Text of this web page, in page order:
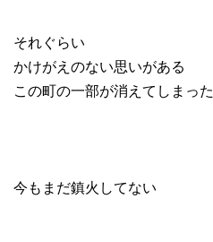
それぐらい
かけがえのない思いがある
この町の一部が消えてしまった
今もまだ鎮火してない